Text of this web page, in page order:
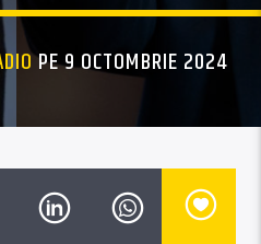
PE 9 OCTOMBRIE 2024